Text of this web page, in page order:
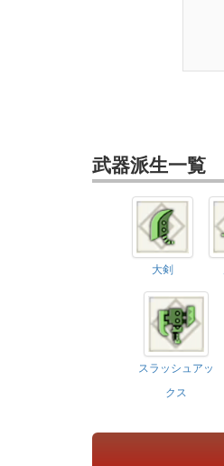
武器派生一覧
大剣
スラッシュアッ
クス